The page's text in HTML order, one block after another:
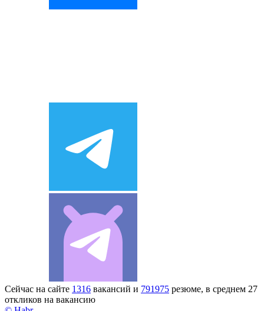
Сейчас на сайте 1316 вакансий и 791975 резюме, в среднем 27
откликов на вакансию